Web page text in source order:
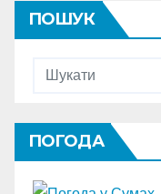
ПОШУК
ПОГОДА